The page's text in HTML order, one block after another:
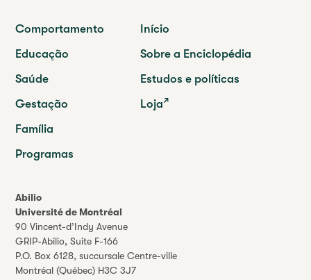
Abilio
Université de Montréal
90 Vincent-d’Indy Avenue
GRIP-Abilio, Suite F-166
P.O. Box 6128, succursale Centre-ville
Montréal (Québec) H3C 3J7
Comportamento
Educação
Saúde
Gestação
Família
Programas
Início
Sobre a Enciclopédia
Estudos e políticas
Loja